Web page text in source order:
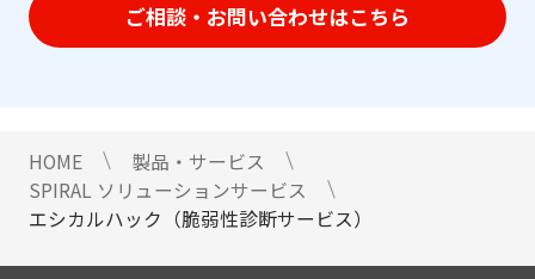
ご相談・お問い合わせはこちら
HOME
製品・サービス
SPIRAL ソリューションサービス
エシカルハック（脆弱性診断サービス）